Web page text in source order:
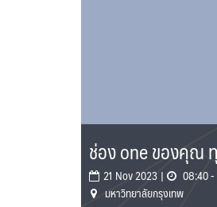
ช่อง one ของคุณ
21 Nov 2023 |
08:40 -
มหาวิทยาลัยกรุงเทพ